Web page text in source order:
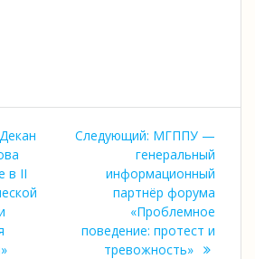
Предыдущая
Декан
в II
Следующий: Следующая
запись:
МГППУ —
генеральный
информационный
партнёр форума
«Проблемное
поведение: протест и
тревожность»